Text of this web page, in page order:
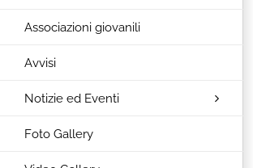
Associazioni giovanili
Avvisi
Notizie ed Eventi
Foto Gallery